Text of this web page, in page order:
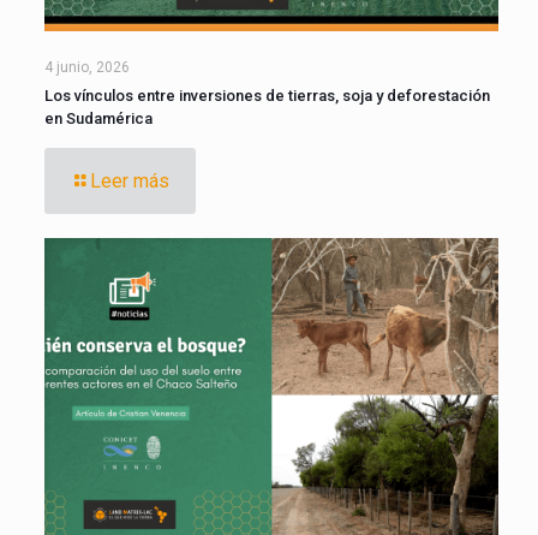
4 junio, 2026
Los vínculos entre inversiones de tierras, soja y deforestación
en Sudamérica
Leer más